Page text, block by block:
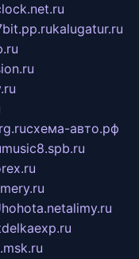
kalugatur.ru
схема-авто.рф
music8.spb.ru
hohota.netalimy.ru